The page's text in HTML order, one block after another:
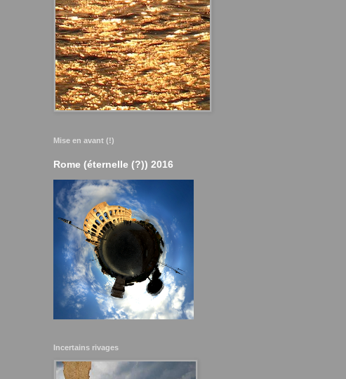
Mise en avant (!)
Rome (éternelle (?)) 2016
Incertains rivages